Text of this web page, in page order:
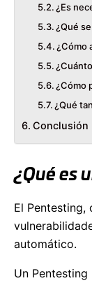
¿Es
¿Qué
¿Cómo
¿Cómo
¿Qué
Conclusión
¿Qué es
El
automático.
Un